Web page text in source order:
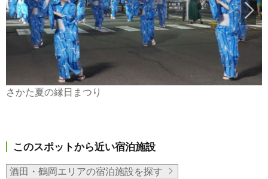
さかた夏の縁日まつり
このスポットから近い宿泊施設
酒田・鶴岡エリアの宿泊施設を探す